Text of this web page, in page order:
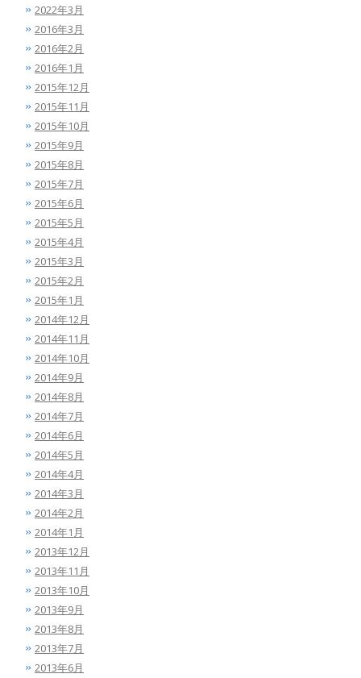
2022年3月
2016年3月
2016年2月
2016年1月
2015年12月
2015年11月
2015年10月
2015年9月
2015年8月
2015年7月
2015年6月
2015年5月
2015年4月
2015年3月
2015年2月
2015年1月
2014年12月
2014年11月
2014年10月
2014年9月
2014年8月
2014年7月
2014年6月
2014年5月
2014年4月
2014年3月
2014年2月
2014年1月
2013年12月
2013年11月
2013年10月
2013年9月
2013年8月
2013年7月
2013年6月